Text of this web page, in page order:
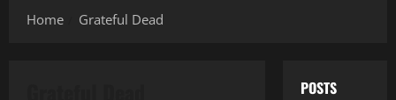
Home Grateful Dead
POSTS